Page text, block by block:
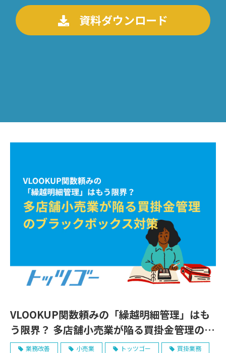
資料ダウンロード
VLOOKUP関数頼みの「繰越明細管理」はも
う限界？ 多店舗小売業が陥る買掛金管理のブ
ラックボックス対策
業務改善 小売業 トッツゴー
買掛業務